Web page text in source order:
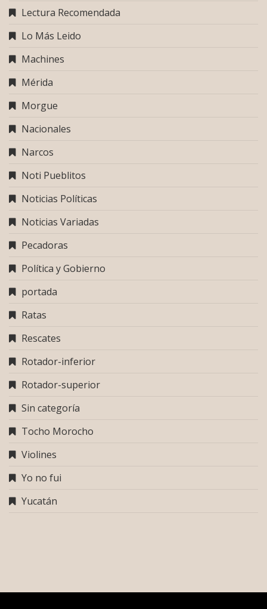
Lectura Recomendada
Lo Más Leido
Machines
Mérida
Morgue
Nacionales
Narcos
Noti Pueblitos
Noticias Políticas
Noticias Variadas
Pecadoras
Política y Gobierno
portada
Ratas
Rescates
Rotador-inferior
Rotador-superior
Sin categoría
Tocho Morocho
Violines
Yo no fui
Yucatán